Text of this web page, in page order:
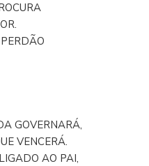
GOVERNARÁ,
VENCERÁ.
AO PAI,